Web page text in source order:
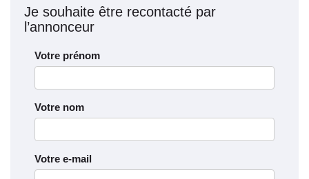
Je souhaite être recontacté par
l’annonceur
Votre prénom
Votre nom
Votre e-mail